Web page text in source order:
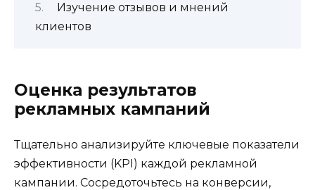
Изучение отзывов и мнений
клиентов
Оценка результатов
рекламных кампаний
Тщательно анализируйте ключевые показатели
эффективности (KPI) каждой рекламной
кампании. Сосредоточьтесь на конверсии,